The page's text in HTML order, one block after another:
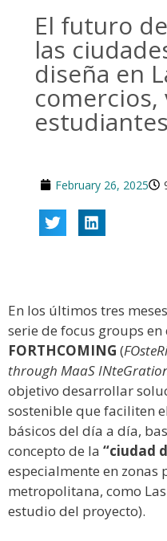
El futuro
las
diseña en
comercios,
February 26, 2025
En los últimos tres
serie de focus groups
FORTHCOMING (
through MaaS
objetivo desarrollar
sostenible que faciliten
básicos del día a día,
concepto de la “ciudad
especialmente en zonas
metropolitana, como
estudio del proyecto).